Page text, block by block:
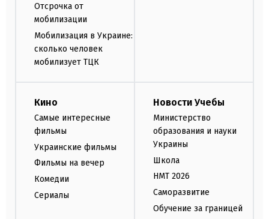
Отсрочка от
мобилизации
Мобилизация в Украине:
сколько человек
мобилизует ТЦК
Кино
Самые интересные
фильмы
Украинские фильмы
Фильмы на вечер
Комедии
Сериалы
Новости Учебы
Министерство
образования и науки
Украины
Школа
НМТ 2026
Саморазвитие
Обучение за границей